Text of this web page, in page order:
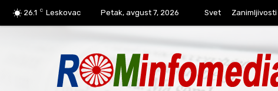
26.1 C Leskovac Petak, avgust 7, 2026 Svet Zanimljivosti